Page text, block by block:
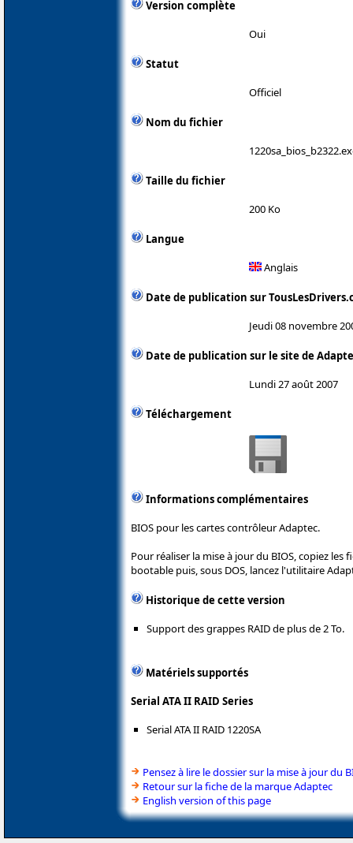
Version complète
Oui
Statut
Officiel
Nom du fichier
Taille du fichier
200 Ko
Langue
Anglais
Date de publication sur
Jeudi 08 novembre
Date de publication sur le site de
Lundi 27 août 2007
Téléchargement
Informations complémentaires
BIOS pour les cartes contrôleur Adaptec.
Pour réaliser la mise à jour du BIOS, copiez les
bootable puis, sous DOS, lancez l'utilitaire
Historique de cette version
Support des grappes RAID de plus de 2 To.
Matériels supportés
Serial ATA II RAID Series
Serial ATA II RAID 1220SA
Pensez à lire le dossier sur la mise à jour du
Retour sur la fiche de la marque Adaptec
English version of this page